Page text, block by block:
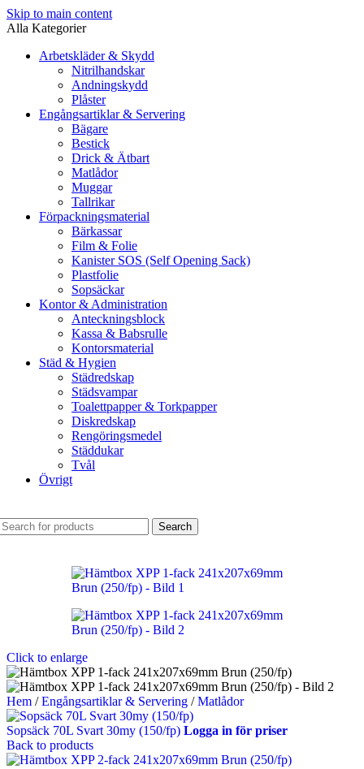
Skip to main content
Alla Kategorier
Arbetskläder & Skydd
Nitrilhandskar
Andningskydd
Plåster
Engångsartiklar & Servering
Bägare
Bestick
Drick & Ätbart
Matlådor
Muggar
Tallrikar
Förpackningsmaterial
Bärkassar
Film & Folie
Kanister SOS (Self Opening Sack)
Plastfolie
Sopsäckar
Kontor & Administration
Anteckningsblock
Kassa & Babsrulle
Kontorsmaterial
Städ & Hygien
Städredskap
Städsvampar
Toalettpapper & Torkpapper
Diskredskap
Rengöringsmedel
Städdukar
Tvål
Övrigt
Search
Click to enlarge
Hem / Engångsartiklar & Servering / Matlådor
Sopsäck 70L Svart 30my (150/fp) Logga in för priser
Back to products